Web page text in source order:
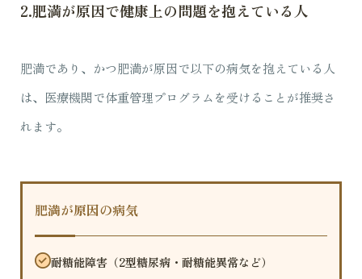
2.肥満が原因で健康上の問題を抱えている人
肥満であり、かつ肥満が原因で以下の病気を抱えている人
は、医療機関で体重管理プログラムを受けることが推奨さ
れます。
肥満が原因の病気
耐糖能障害（2型糖尿病・耐糖能異常など）